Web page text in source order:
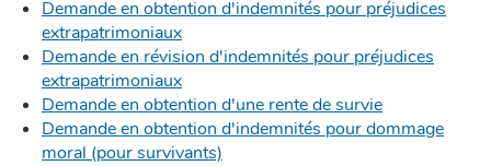
Demande en obtention d'indemnités pour préjudices
extrapatrimoniaux
Demande en révision d'indemnités pour préjudices
extrapatrimoniaux
Demande en obtention d'une rente de survie
Demande en obtention d'indemnités pour dommage
moral (pour survivants)